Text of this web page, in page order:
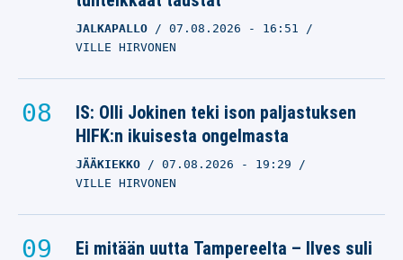
JALKAPALLO 07.08.2026 - 16:51
VILLE HIRVONEN
IS: Olli Jokinen teki ison paljastuksen
HIFK:n ikuisesta ongelmasta
JÄÄKIEKKO 07.08.2026 - 19:29
VILLE HIRVONEN
Ei mitään uutta Tampereelta – Ilves suli